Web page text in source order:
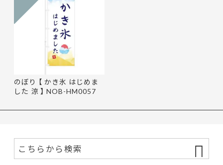
のぼり 【 かき氷 はじめま
した 涼 】 NOB-HM0057